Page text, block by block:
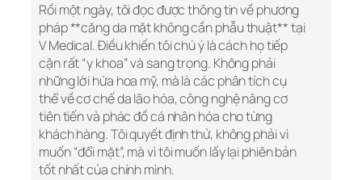
Rồi một ngày, tôi đọc được thông tin về phương
pháp **căng da mặt không cần phẫu thuật** tại
V Medical. Điều khiến tôi chú ý là cách họ tiếp
cận rất “y khoa” và sang trọng. Không phải
những lời hứa hoa mỹ, mà là các phân tích cụ
thể về cơ chế da lão hóa, công nghệ nâng cơ
tiên tiến và phác đồ cá nhân hóa cho từng
khách hàng. Tôi quyết định thử, không phải vì
muốn “đổi mặt”, mà vì tôi muốn lấy lại phiên bản
tốt nhất của chính mình.